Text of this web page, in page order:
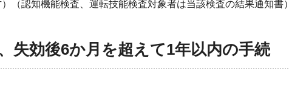
（認知機能検査、運転技能検査対象者は当該検査の結果通知書）
失効後6か月を超えて1年以内の手続